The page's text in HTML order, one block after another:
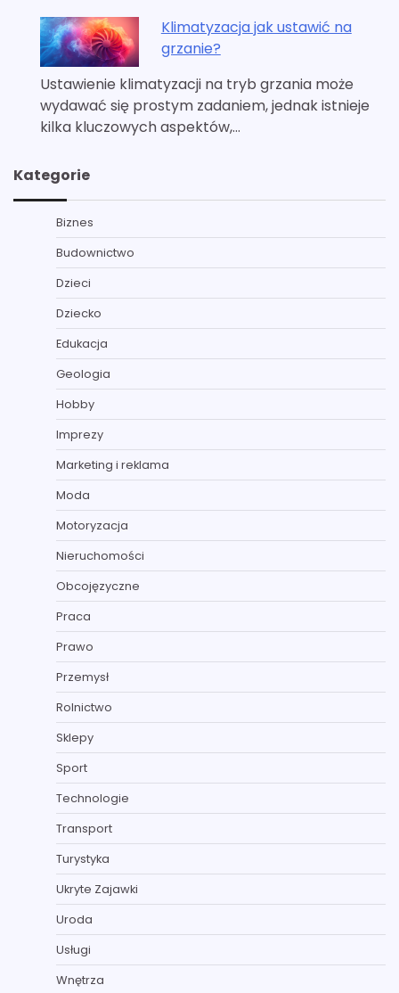
Klimatyzacja jak ustawić na
grzanie?
Ustawienie klimatyzacji na tryb grzania może
wydawać się prostym zadaniem, jednak istnieje
kilka kluczowych aspektów,…
Kategorie
Biznes
Budownictwo
Dzieci
Dziecko
Edukacja
Geologia
Hobby
Imprezy
Marketing i reklama
Moda
Motoryzacja
Nieruchomości
Obcojęzyczne
Praca
Prawo
Przemysł
Rolnictwo
Sklepy
Sport
Technologie
Transport
Turystyka
Ukryte Zajawki
Uroda
Usługi
Wnętrza